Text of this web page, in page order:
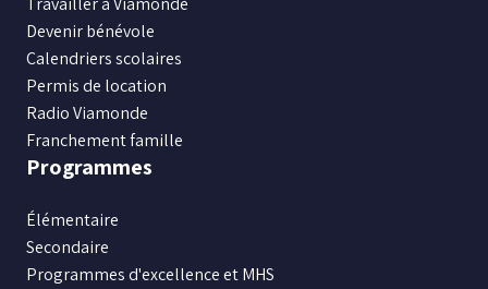
RECHERCHER
FacebookInstagram
X
Devenir bénévole
Calendriers scolaires
Permis de location
Radio Viamonde
Franchement famille
Programmes
Élémentaire
Secondaire
Programmes d'excellence et MHS